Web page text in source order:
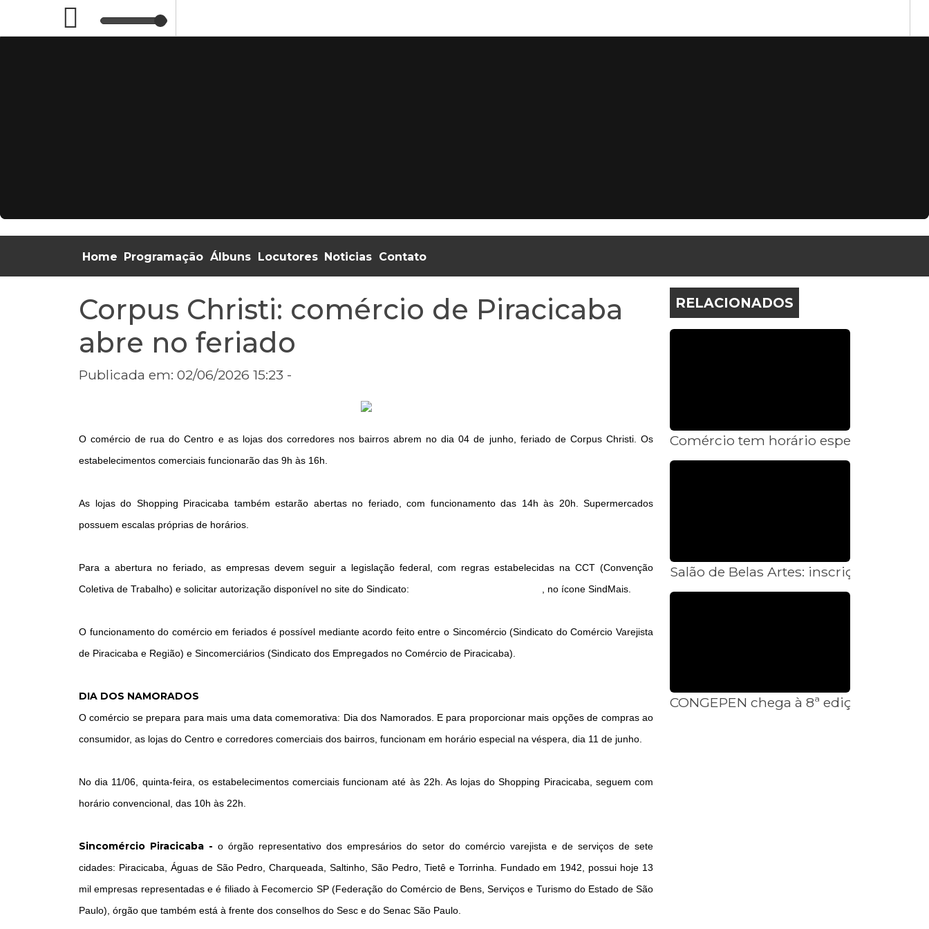
Home Programação Álbuns Locutores Noticias Contato
Corpus Christi: comércio de Piracicaba
abre no feriado
Publicada em: 02/06/2026 15:23 -
O comércio de rua do Centro e as lojas dos corredores nos bairros abrem no dia 04 de junho, feriado de Corpus Christi. Os
estabelecimentos comerciais funcionarão das 9h às 16h.
As lojas do Shopping Piracicaba também estarão abertas no feriado, com funcionamento das 14h às 20h. Supermercados
possuem escalas próprias de horários.
Para a abertura no feriado, as empresas devem seguir a legislação federal, com regras estabelecidas na CCT (Convenção
Coletiva de Trabalho) e solicitar autorização disponível no site do Sindicato:
, no ícone SindMais.
O funcionamento do comércio em feriados é possível mediante acordo feito entre o Sincomércio (Sindicato do Comércio Varejista
de Piracicaba e Região) e Sincomerciários (Sindicato dos Empregados no Comércio de Piracicaba).
DIA DOS NAMORADOS
O comércio se prepara para mais uma data comemorativa: Dia dos Namorados. E para proporcionar mais opções de compras ao
consumidor, as lojas do Centro e corredores comerciais dos bairros, funcionam em horário especial na véspera, dia 11 de junho.
No dia 11/06, quinta-feira, os estabelecimentos comerciais funcionam até às 22h. As lojas do Shopping Piracicaba, seguem com
horário convencional, das 10h às 22h.
Sincomércio Piracicaba - o órgão representativo dos empresários do setor do comércio varejista e de serviços de sete
cidades: Piracicaba, Águas de São Pedro, Charqueada, Saltinho, São Pedro, Tietê e Torrinha. Fundado em 1942, possui hoje 13
mil empresas representadas e é filiado à Fecomercio SP (Federação do Comércio de Bens, Serviços e Turismo do Estado de São
Paulo), órgão que também está à frente dos conselhos do Sesc e do Senac São Paulo.
RELACIONADOS
Comércio tem horário especial no Dia
Salão de Belas Artes: inscrições
CONGEPEN chega à 8ª edição